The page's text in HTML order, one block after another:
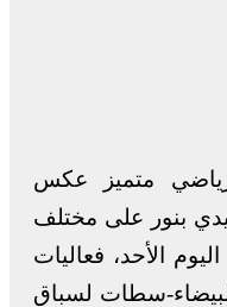
متميز عكس
بنور على مختلف
الأحد، فعاليات
البيضاء-سطات لسباق